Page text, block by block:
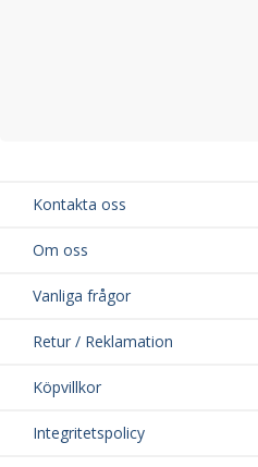
Kontakta oss
Om oss
Vanliga frågor
Retur / Reklamation
Köpvillkor
Integritetspolicy